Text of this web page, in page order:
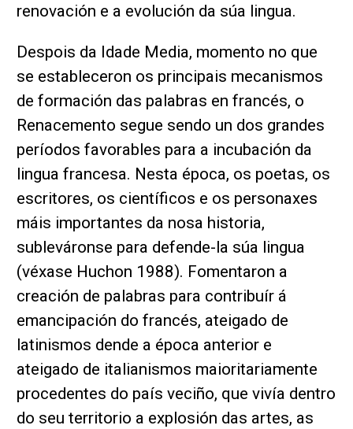
renovación e a evolución da súa lingua.
Despois da Idade Media, momento no que
se estableceron os principais mecanismos
de formación das palabras en francés, o
Renacemento segue sendo un dos grandes
períodos favorables para a incubación da
lingua francesa. Nesta época, os poetas, os
escritores, os científicos e os personaxes
máis importantes da nosa historia,
subleváronse para defende-la súa lingua
(véxase Huchon 1988). Fomentaron a
creación de palabras para contribuír á
emancipación do francés, ateigado de
latinismos dende a época anterior e
ateigado de italianismos maioritariamente
procedentes do país veciño, que vivía dentro
do seu territorio a explosión das artes, as